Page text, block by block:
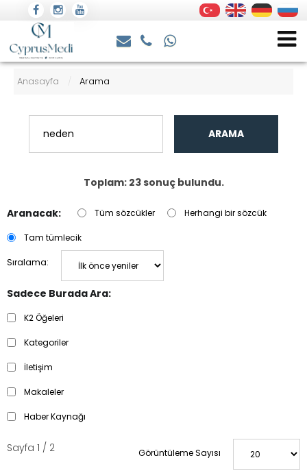
Anasayfa / Arama
ARAMA
Toplam: 23 sonuç bulundu.
Aranacak: Tüm sözcükler Herhangi bir sözcük
Tam tümlecik
Sıralama:
Sadece Burada Ara:
K2 Öğeleri
Kategoriler
İletişim
Makaleler
Haber Kaynağı
Görüntüleme Sayısı
Sayfa 1 / 2